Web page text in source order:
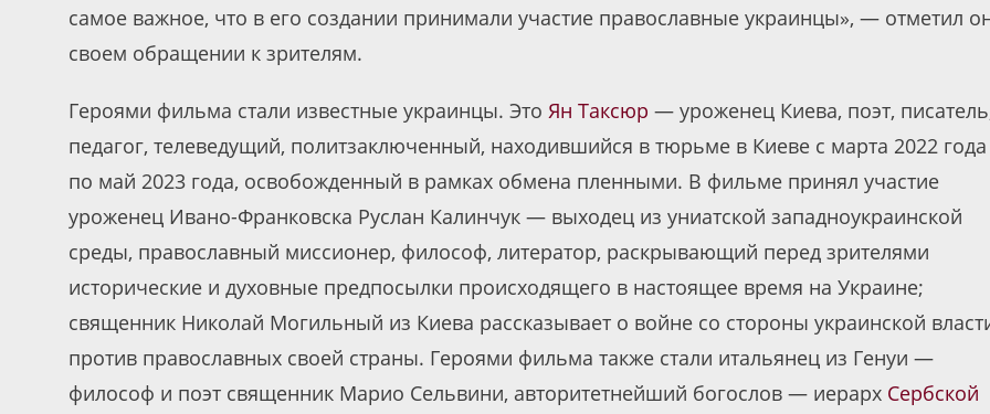
самое важное, что в его создании принимали участие православные украинцы», — отметил
своем обращении к зрителям.
Героями фильма стали известные украинцы. Это Ян Таксюр — уроженец Киева, поэт,
педагог, телеведущий, политзаключенный, находившийся в тюрьме в Киеве с марта 2022 года
по май 2023 года, освобожденный в рамках обмена пленными. В фильме принял участие
уроженец Ивано-Франковска Руслан Калинчук — выходец из униатской западноукраинской
среды, православный миссионер, философ, литератор, раскрывающий перед зрителями
исторические и духовные предпосылки происходящего в настоящее время на Украине;
священник Николай Могильный из Киева рассказывает о войне со стороны украинской
против православных своей страны. Героями фильма также стали итальянец из Генуи —
философ и поэт священник Марио Сельвини, авторитетнейший богослов — иерарх Сербской